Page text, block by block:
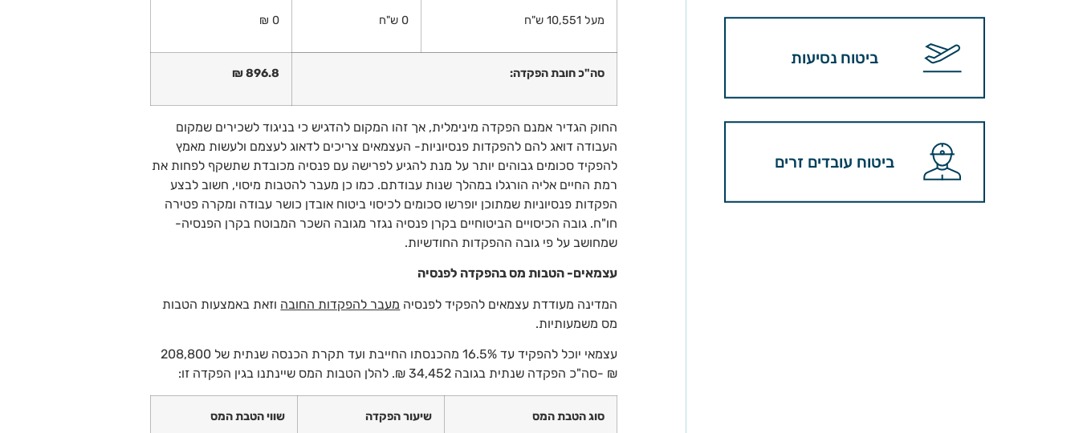
ביטוח נסיעות
ביטוח עובדים זרים
מעל 10,551 ש"ח 0 ש"ח 0 ₪
סה"כ חובת הפקדה: 896.8 ₪
החוק הגדיר אמנם הפקדה מינימלית, אך זהו המקום להדגיש כי בניגוד לשכירים שמקום
העבודה דואג להם להפקדות פנסיוניות- העצמאים צריכים לדאוג לעצמם ולעשות מאמץ
להפקיד סכומים גבוהים יותר על מנת להגיע לפרישה עם פנסיה מכובדת שתשקף לפחות את
רמת החיים אליה הורגלו במהלך שנות עבודתם. כמו כן מעבר להטבות מיסוי, חשוב לבצע
הפקדות פנסיוניות שמתוכן יופרשו סכומים לכיסוי ביטוח אובדן כושר עבודה ומקרה פטירה
חו"ח. גובה הכיסויים הביטוחיים בקרן פנסיה נגזר מגובה השכר המבוטח בקרן הפנסיה-
שמחושב על פי גובה ההפקדות החודשיות.
עצמאים- הטבות מס בהפקדה לפנסיה
המדינה מעודדת עצמאים להפקיד לפנסיה מעבר להפקדות החובה וזאת באמצעות הטבות
מס משמעותיות.
עצמאי יוכל להפקיד עד 16.5% מהכנסתו החייבת ועד תקרת הכנסה שנתית של 208,800
₪ -סה"כ הפקדה שנתית בגובה 34,452 ₪. להלן הטבות המס שיינתנו בגין הפקדה זו:
סוג הטבת המס שיעור הפקדה שווי הטבת המס